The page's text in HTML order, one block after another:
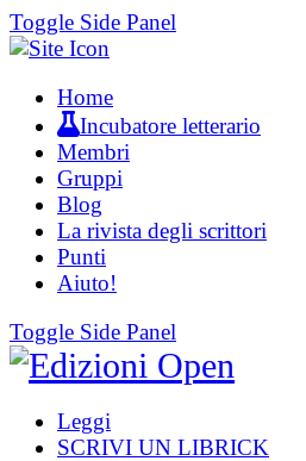
Toggle Side Panel
Home
Incubatore letterario
Membri
Gruppi
Blog
La rivista degli scrittori
Punti
Aiuto!
Toggle Side Panel
Leggi
SCRIVI UN LIBRICK